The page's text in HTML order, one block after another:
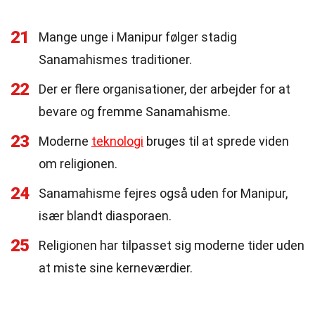
21
Mange unge i Manipur følger stadig
Sanamahismes traditioner.
22
Der er flere organisationer, der arbejder for at
bevare og fremme Sanamahisme.
23 Moderne teknologi bruges til at sprede viden
om religionen.
24
Sanamahisme fejres også uden for Manipur,
især blandt diasporaen.
25
Religionen har tilpasset sig moderne tider uden
at miste sine kerneværdier.